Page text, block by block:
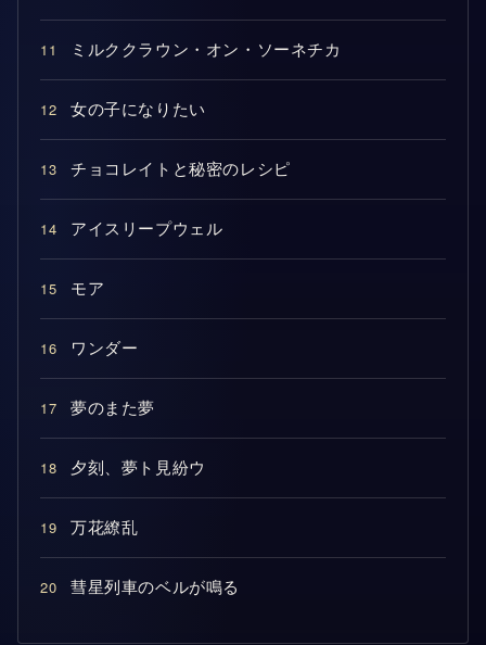
11 ミルククラウン・オン・ソーネチカ
12 女の子になりたい
13 チョコレイトと秘密のレシピ
14 アイスリープウェル
15 モア
16 ワンダー
17 夢のまた夢
18 夕刻、夢ト見紛ウ
19 万花繚乱
20 彗星列車のベルが鳴る